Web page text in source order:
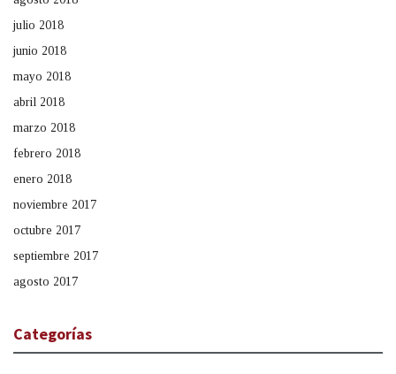
julio 2018
junio 2018
mayo 2018
abril 2018
marzo 2018
febrero 2018
enero 2018
noviembre 2017
octubre 2017
septiembre 2017
agosto 2017
Categorías